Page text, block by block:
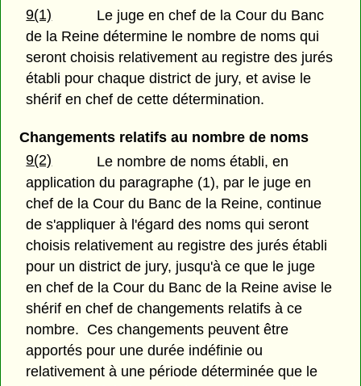
9(1)
Le juge en chef de la Cour du Banc
de la Reine détermine le nombre de noms qui
seront choisis relativement au registre des jurés
établi pour chaque district de jury, et avise le
shérif en chef de cette détermination.
Changements relatifs au nombre de noms
9(2)
Le nombre de noms établi, en
application du paragraphe (1), par le juge en
chef de la Cour du Banc de la Reine, continue
de s'appliquer à l'égard des noms qui seront
choisis relativement au registre des jurés établi
pour un district de jury, jusqu'à ce que le juge
en chef de la Cour du Banc de la Reine avise le
shérif en chef de changements relatifs à ce
nombre. Ces changements peuvent être
apportés pour une durée indéfinie ou
relativement à une période déterminée que le